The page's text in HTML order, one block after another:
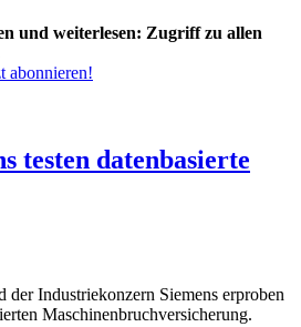
und weiterlesen: Zugriff zu allen
abonnieren!
testen datenbasierte
Industriekonzern Siemens erproben
Maschinenbruchversicherung.